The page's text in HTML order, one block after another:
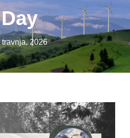
Day
travnja, 2026